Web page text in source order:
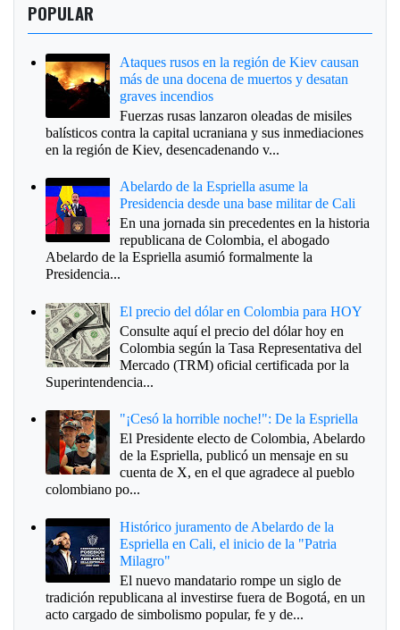
POPULAR
Ataques rusos en la región de Kiev causan
más de una docena de muertos y desatan
graves incendios
Fuerzas rusas lanzaron oleadas de misiles
balísticos contra la capital ucraniana y sus inmediaciones
en la región de Kiev, desencadenando v...
Abelardo de la Espriella asume la
Presidencia desde una base militar de Cali
En una jornada sin precedentes en la historia
republicana de Colombia, el abogado
Abelardo de la Espriella asumió formalmente la
Presidencia...
El precio del dólar en Colombia para HOY
Consulte aquí el precio del dólar hoy en
Colombia según la Tasa Representativa del
Mercado (TRM) oficial certificada por la
Superintendencia...
"¡Cesó la horrible noche!": De la Espriella
El Presidente electo de Colombia, Abelardo
de la Espriella, publicó un mensaje en su
cuenta de X, en el que agradece al pueblo
colombiano po...
Histórico juramento de Abelardo de la
Espriella en Cali, el inicio de la "Patria
Milagro"
El nuevo mandatario rompe un siglo de
tradición republicana al investirse fuera de Bogotá, en un
acto cargado de simbolismo popular, fe y de...